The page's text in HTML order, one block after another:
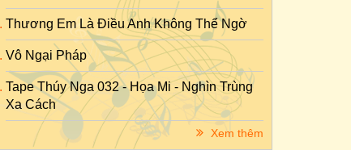
Thương Em Là Điều Anh Không Thể Ngờ
Vô Ngại Pháp
Tape Thúy Nga 032 - Họa Mi - Nghìn Trùng
Xa Cách
Xem thêm